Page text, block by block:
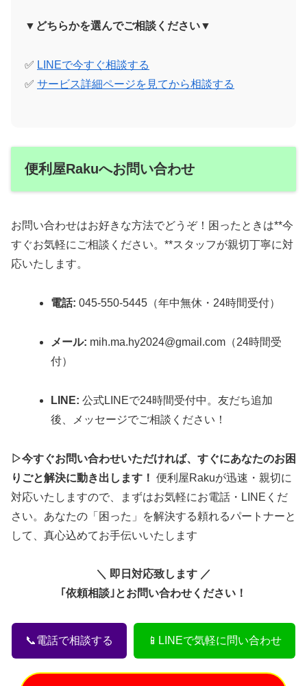
▼どちらかを選んでご相談ください▼
✅ LINEで今すぐ相談する
✅ サービス詳細ページを見てから相談する
便利屋Rakuへお問い合わせ
お問い合わせはお好きな方法でどうぞ！困ったときは**今
すぐお気軽にご相談ください。**スタッフが親切丁寧に対
応いたします。
電話: 045-550-5445（年中無休・24時間受付）
メール: mih.ma.hy2024@gmail.com（24時間受
付）
LINE: 公式LINEで24時間受付中。友だち追加
後、メッセージでご相談ください！
▷今すぐお問い合わせいただければ、すぐにあなたのお困
りごと解決に動き出します！ 便利屋Rakuが迅速・親切に
対応いたしますので、まずはお気軽にお電話・LINEくだ
さい。あなたの「困った」を解決する頼れるパートナーと
して、真心込めてお手伝いいたします
＼ 即日対応致します ／
｢依頼相談｣とお問い合わせください！
📞電話で相談する 📱LINEで気軽に問い合わせ